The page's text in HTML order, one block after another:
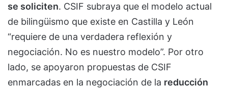
se soliciten. CSIF subraya que el modelo actual
de bilingüismo que existe en Castilla y León
“requiere de una verdadera reflexión y
negociación. No es nuestro modelo”. Por otro
lado, se apoyaron propuestas de CSIF
enmarcadas en la negociación de la reducción